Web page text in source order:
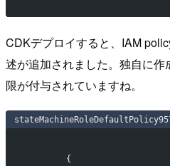
CDKデプロイすると、IAM
述が追加されました。独自に
限が付与されていますね。
        {